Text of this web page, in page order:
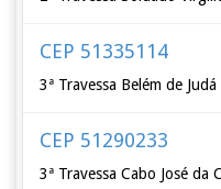
CEP 51335114
3ª Travessa Belém de Judá
CEP 51290233
3ª Travessa Cabo José da